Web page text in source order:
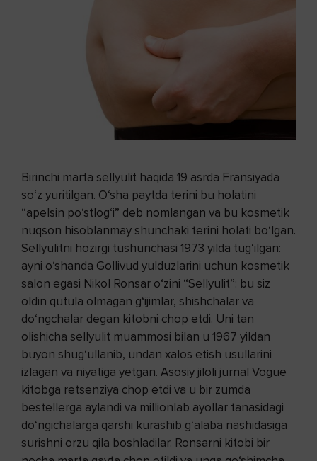
Birinchi marta sellyulit haqida 19 asrda Fransiyada
so‘z yuritilgan. O‘sha paytda terini bu holatini
“apelsin po‘stlog‘i” deb nomlangan va bu kosmetik
nuqson hisoblanmay shunchaki terini holati bo‘lgan.
Sellyulitni hozirgi tushunchasi 1973 yilda tug‘ilgan:
ayni o‘shanda Gollivud yulduzlarini uchun kosmetik
salon egasi Nikol Ronsar o‘zini “Sellyulit”: bu siz
oldin qutula olmagan g‘ijimlar, shishchalar va
do‘ngchalar degan kitobni chop etdi. Uni tan
olishicha sellyulit muammosi bilan u 1967 yildan
buyon shug‘ullanib, undan xalos etish usullarini
izlagan va niyatiga yetgan. Asosiy jiloli jurnal Vogue
kitobga retsenziya chop etdi va u bir zumda
bestellerga aylandi va millionlab ayollar tanasidagi
do‘ngichalarga qarshi kurashib g‘alaba nashidasiga
surishni orzu qila boshladilar. Ronsarni kitobi bir